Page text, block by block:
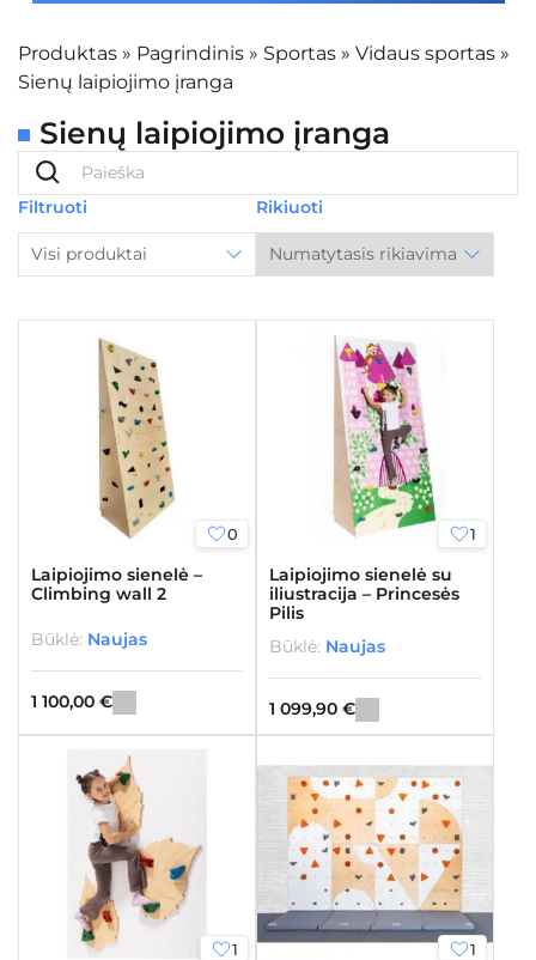
Produktas » Pagrindinis » Sportas » Vidaus sportas »
Sienų laipiojimo įranga
Sienų laipiojimo įranga
Filtruoti
Visi produktai
Rikiuoti
0
Laipiojimo sienelė –
Climbing wall 2
Būklė: Naujas
1 100,00 €
1
Laipiojimo sienelė su
iliustracija – Princesės
Pilis
Būklė: Naujas
1 099,90 €
1 1